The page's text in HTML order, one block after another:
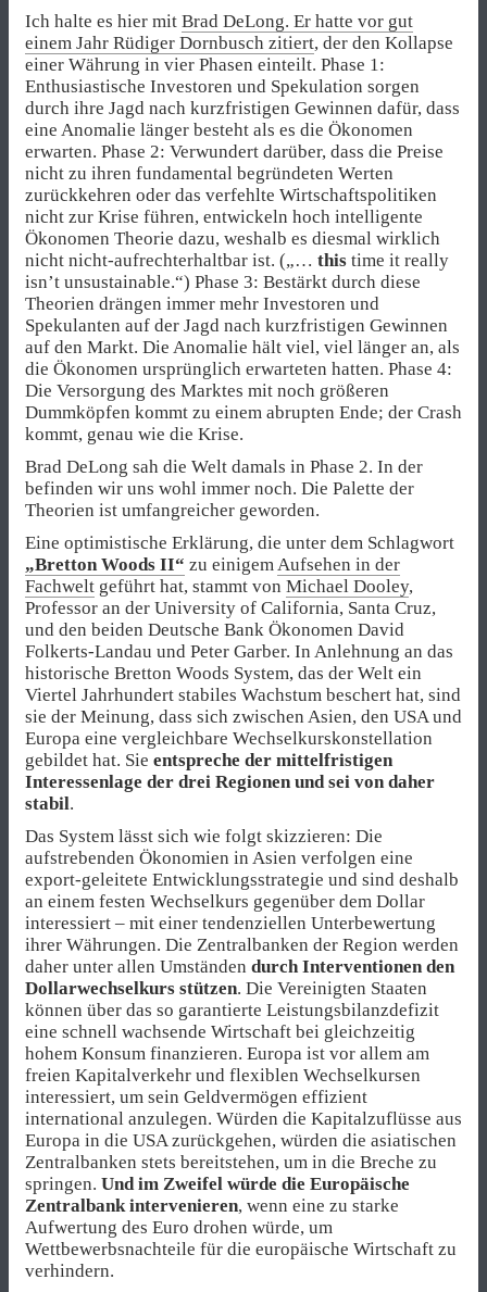
Ich halte es hier mit Brad DeLong. Er hatte vor gut
einem Jahr Rüdiger Dornbusch zitiert, der den Kollapse
einer Währung in vier Phasen einteilt. Phase 1:
Enthusiastische Investoren und Spekulation sorgen
durch ihre Jagd nach kurzfristigen Gewinnen dafür, dass
eine Anomalie länger besteht als es die Ökonomen
erwarten. Phase 2: Verwundert darüber, dass die Preise
nicht zu ihren fundamental begründeten Werten
zurückkehren oder das verfehlte Wirtschaftspolitiken
nicht zur Krise führen, entwickeln hoch intelligente
Ökonomen Theorie dazu, weshalb es diesmal wirklich
nicht nicht-aufrechterhaltbar ist. („… this time it really
isn’t unsustainable.“) Phase 3: Bestärkt durch diese
Theorien drängen immer mehr Investoren und
Spekulanten auf der Jagd nach kurzfristigen Gewinnen
auf den Markt. Die Anomalie hält viel, viel länger an, als
die Ökonomen ursprünglich erwarteten hatten. Phase 4:
Die Versorgung des Marktes mit noch größeren
Dummköpfen kommt zu einem abrupten Ende; der Crash
kommt, genau wie die Krise.
Brad DeLong sah die Welt damals in Phase 2. In der
befinden wir uns wohl immer noch. Die Palette der
Theorien ist umfangreicher geworden.
Eine optimistische Erklärung, die unter dem Schlagwort
„Bretton Woods II“ zu einigemAufsehen in der
Fachwelt geführt hat, stammt von Michael Dooley,
Professor an der University of California, Santa Cruz,
und den beiden Deutsche Bank Ökonomen David
Folkerts-Landau und Peter Garber. In Anlehnung an das
historische Bretton Woods System, das der Welt ein
Viertel Jahrhundert stabiles Wachstum beschert hat, sind
sie der Meinung, dass sich zwischen Asien, den USA und
Europa eine vergleichbare Wechselkurskonstellation
gebildet hat. Sie entspreche der mittelfristigen
Interessenlage der drei Regionen und sei von daher
stabil.
Das System lässt sich wie folgt skizzieren: Die
aufstrebenden Ökonomien in Asien verfolgen eine
export-geleitete Entwicklungsstrategie und sind deshalb
an einem festen Wechselkurs gegenüber dem Dollar
interessiert – mit einer tendenziellen Unterbewertung
ihrer Währungen. Die Zentralbanken der Region werden
daher unter allen Umständen durch Interventionen den
Dollarwechselkurs stützen. Die Vereinigten Staaten
können über das so garantierte Leistungsbilanzdefizit
eine schnell wachsende Wirtschaft bei gleichzeitig
hohem Konsum finanzieren. Europa ist vor allem am
freien Kapitalverkehr und flexiblen Wechselkursen
interessiert, um sein Geldvermögen effizient
international anzulegen. Würden die Kapitalzuflüsse aus
Europa in die USA zurückgehen, würden die asiatischen
Zentralbanken stets bereitstehen, um in die Breche zu
springen. Und im Zweifel würde die Europäische
Zentralbank intervenieren, wenn eine zu starke
Aufwertung des Euro drohen würde, um
Wettbewerbsnachteile für die europäische Wirtschaft zu
verhindern.